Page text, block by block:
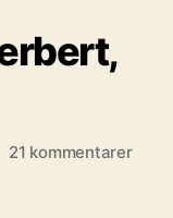
21 kommentarertil